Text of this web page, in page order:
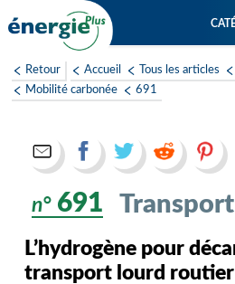
au
Retour Accueil Tous les articles
Mobilité carbonée
691
n° 691 Transport
L’hydrogène pour
transport lourd routier